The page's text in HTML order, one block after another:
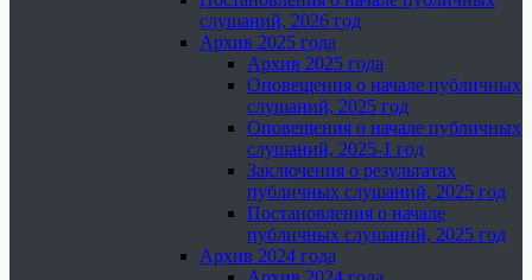
слушаний, 2026 год
Архив 2025 года
Архив 2025 года
Оповещения о начале публичных
слушаний, 2025 год
Оповещения о начале публичных
слушаний, 2025-1 год
Заключения о результатах
публичных слушаний, 2025 год
Постановления о начале
публичных слушаний, 2025 год
Архив 2024 года